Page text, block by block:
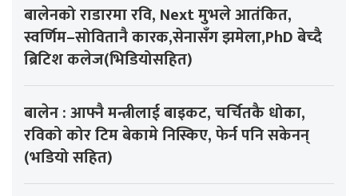
बालेनको राडारमा रवि, Next मुभले आतंकित,
स्वर्णिम–सोवितानै कारक,सेनासँग झमेला,PhD बेच्दै
ब्रिटिश कलेज(भिडियोसहित)
बालेन : आफ्नै मन्त्रीलाई बाइकट, चर्चितकै धोका,
रविको कोर टिम बेकामे निस्किए, फेर्न पनि सकेनन्
(भडियो सहित)